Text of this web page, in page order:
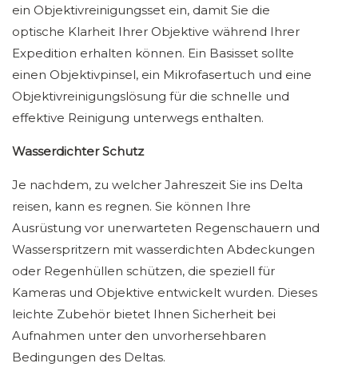
ein Objektivreinigungsset ein, damit Sie die
optische Klarheit Ihrer Objektive während Ihrer
Expedition erhalten können. Ein Basisset sollte
einen Objektivpinsel, ein Mikrofasertuch und eine
Objektivreinigungslösung für die schnelle und
effektive Reinigung unterwegs enthalten.
Wasserdichter Schutz
Je nachdem, zu welcher Jahreszeit Sie ins Delta
reisen, kann es regnen. Sie können Ihre
Ausrüstung vor unerwarteten Regenschauern und
Wasserspritzern mit wasserdichten Abdeckungen
oder Regenhüllen schützen, die speziell für
Kameras und Objektive entwickelt wurden. Dieses
leichte Zubehör bietet Ihnen Sicherheit bei
Aufnahmen unter den unvorhersehbaren
Bedingungen des Deltas.